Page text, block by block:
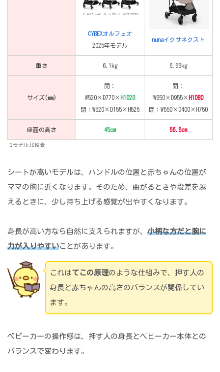
CYBEXオルフェオ
2025年モデル
nunaイクサネクスト
重さ 6.1kg 6.55kg
サイズ(mm)
開：
W520×D770× H1020
閉：W520×D155×H525
開：
W550×D955× H1080
閉：W550×D400×H750
座面の高さ 45cm 56.5cm
2モデル比較表
シートが高いモデルは、ハンドルの位置と赤ちゃんの位置が
ママの胸に近くなります。そのため、曲がるときや段差を越
えるときに、少し持ち上げる感覚が出やすくなります。
身長が高い方なら自然に支えられますが、 小柄な方だと腕に
力が入りやすいことがあります。
これはてこの原理のような仕組みで、押す人の
身長と赤ちゃんの高さのバランスが関係してい
ます。
ベビーカーの操作感は、押す人の身長とベビーカー本体との
バランスで変わります。